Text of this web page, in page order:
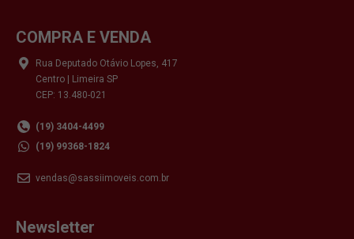
COMPRA E VENDA
Rua Deputado Otávio Lopes, 417
Centro | Limeira SP
CEP: 13.480-021
(19) 3404-4499
(19) 99368-1824
vendas@sassiimoveis.com.br
Newsletter